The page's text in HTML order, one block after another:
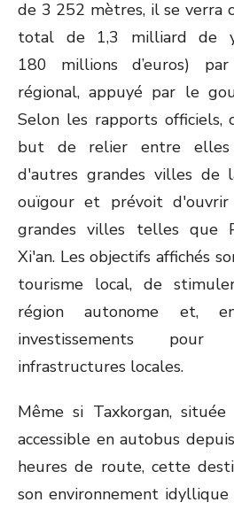
de 3 252 mètres, il se verra
total de 1,3 milliard de
180 millions d’euros)
régional, appuyé par le
Selon les rapports officiels,
but de relier entre
d'autres grandes villes de
ouïgour et prévoit
grandes villes telles que
Xi'an. Les objectifs affichés
tourisme local, de
région autonome et,
investissements
infrastructures locales.
Même si Taxkorgan,
accessible en autobus
heures de route, cette
son environnement